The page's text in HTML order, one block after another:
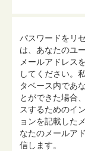
パスワードをリ
は、あなたのユ
メールアドレス
してください。
タベース内であ
とができた場合
スするためのイ
ョンを記載した
なたのメールア
信します。